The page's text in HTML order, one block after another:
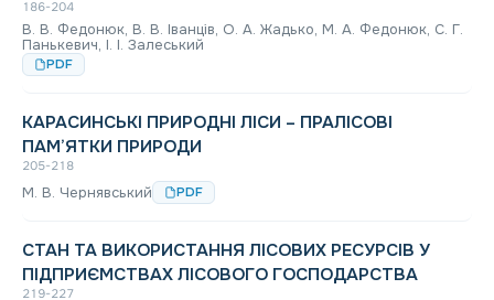
186-204
В. В. Федонюк, В. В. Іванців, О. А. Жадько, М. А. Федонюк, С. Г.
Панькевич, І. І. Залеський
PDF
КАРАСИНСЬКІ ПРИРОДНІ ЛІСИ – ПРАЛІСОВІ
ПАМ’ЯТКИ ПРИРОДИ
205-218
М. В. Чернявський PDF
СТАН ТА ВИКОРИСТАННЯ ЛІСОВИХ РЕСУРСІВ У
ПІДПРИЄМСТВАХ ЛІСОВОГО ГОСПОДАРСТВА
219-227